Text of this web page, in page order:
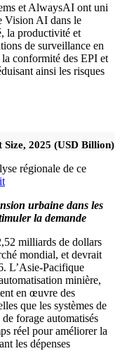
et AlwaysAI ont uni
Vision AI dans le
la productivité et
de surveillance en
conformité des EPI et
ainsi les risques
2025 (USD Billion)
régionale de ce
urbaine dans les
la demande
milliards de dollars
mondial, et devrait
L’Asie-Pacifique
minière,
en œuvre des
que les systèmes de
forage automatisés
réel pour améliorer la
les dépenses